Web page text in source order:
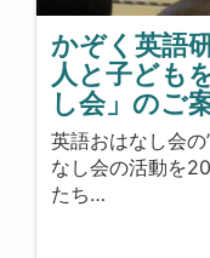
かぞく英語
人と子ども
し会」のご
英語おはなし会
なし会の活動を
たち…